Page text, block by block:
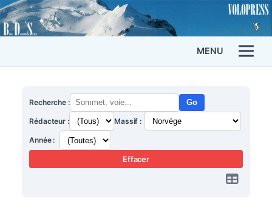
MENU
Recherche : Go
Rédacteur : Massif :
Année :
Effacer